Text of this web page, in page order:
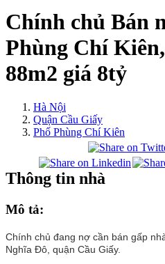
Chính chủ Bán
Phùng Chí
88m2 giá 8tỷ
Hà Nội
Quận Cầu Giấy
Phố Phùng Chí Kiên
Thông tin nhà
Mô tả:
Chính chủ đang nợ cần bán gấp
Nghĩa Đô, quận Cầu Giấy.